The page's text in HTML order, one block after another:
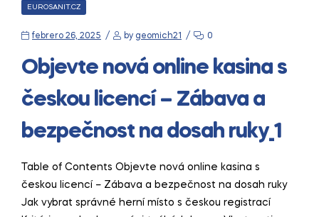
CATEGORIES
EUROSANIT.CZ
febrero 26, 2025 by geomich21 0
Objevte nová online kasina s
českou licencí – Zábava a
bezpečnost na dosah ruky_1
Table of Contents Objevte nová online kasina s
českou licencí – Zábava a bezpečnost na dosah ruky
Jak vybrat správné herní místo s českou registrací